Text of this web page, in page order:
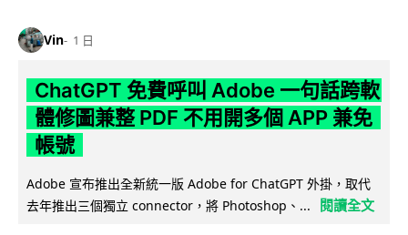
Vin 1 日
ChatGPT 免費呼叫 Adobe 一句話跨軟
體修圖兼整 PDF 不用開多個 APP 兼免
帳號
Adobe 宣布推出全新統一版 Adobe for ChatGPT 外掛，取代
去年推出三個獨立 connector，將 Photoshop、...
閱讀全文